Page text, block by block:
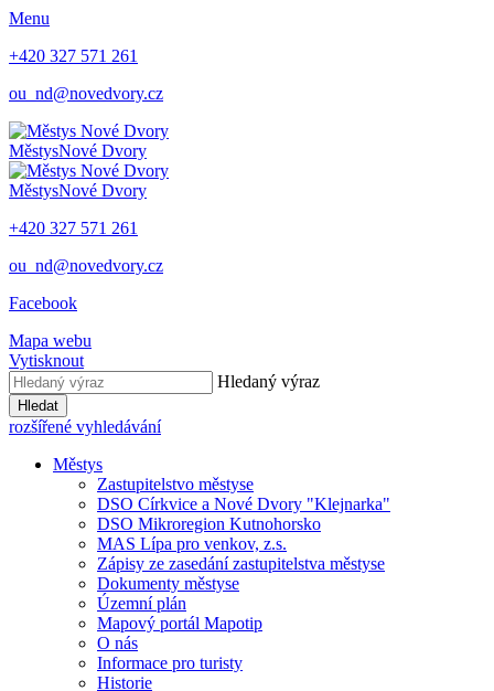
Menu
+420 327 571 261
ou_nd@novedvory.cz
MěstysNové Dvory
MěstysNové Dvory
+420 327 571 261
ou_nd@novedvory.cz
Facebook
Mapa webu
Vytisknout
Hledaný výraz
Hledat
rozšířené vyhledávání
Městys
Zastupitelstvo městyse
DSO Církvice a Nové Dvory "Klejnarka"
DSO Mikroregion Kutnohorsko
MAS Lípa pro venkov, z.s.
Zápisy ze zasedání zastupitelstva městyse
Dokumenty městyse
Územní plán
Mapový portál Mapotip
O nás
Informace pro turisty
Historie